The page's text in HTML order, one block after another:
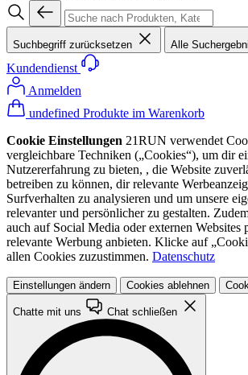
Suchbegriff zurücksetzen Alle
Kundendienst
Anmelden
undefined Produkte im Warenkorb
Cookie Einstellungen 21RUN verwendet
vergleichbare Techniken („Cookies“), um dir
Nutzererfahrung zu bieten, , die Website
betreiben zu können, dir relevante
Surfverhalten zu analysieren und um unsere
relevanter und persönlicher zu gestalten.
auch auf Social Media oder externen Websites
relevante Werbung anbieten. Klicke auf
allen Cookies zuzustimmen. Datenschutz
Einstellungen ändern Cookies ablehnen
Chatte mit uns Chat schließen